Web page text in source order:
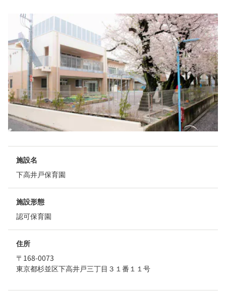
施設名
下高井戸保育園
施設形態
認可保育園
住所
〒168-0073
東京都杉並区下高井戸三丁目３１番１１号